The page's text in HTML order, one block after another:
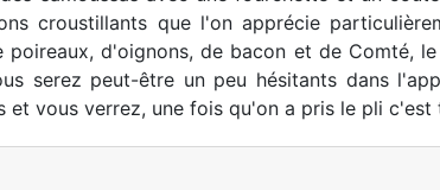
croustillants que l'on apprécie
d'oignons, de bacon et de Comté,
serez peut-être un peu hésitants dans
vous verrez, une fois qu'on a pris le pli c'est